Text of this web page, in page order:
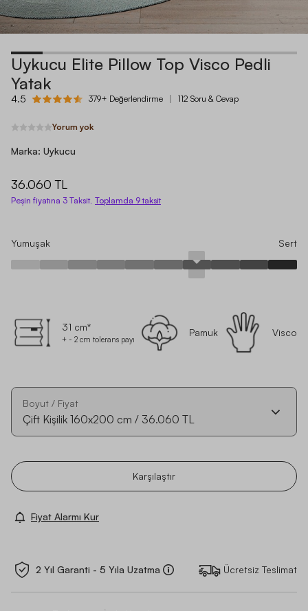
Uykucu Elite Pillow Top Visco Pedli
Yatak
4.5 379+ Değerlendirme 112 Soru & Cevap
Yorum yok
Marka: Uykucu
36.060 TL
Peşin fiyatına 3 Taksit, Toplamda 9taksit
Yumuşak Sert
31 cm*
+ - 2 cm tolerans payı
Pamuk Visco
Boyut / Fiyat
Çift Kişilik 160x200 cm / 36.060 TL
Karşılaştır
Fiyat Alarmı Kur
2 Yıl Garanti - 5 Yıla Uzatma Ücretsiz Teslimat